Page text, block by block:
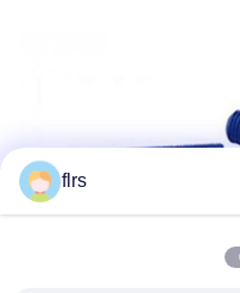
flrs